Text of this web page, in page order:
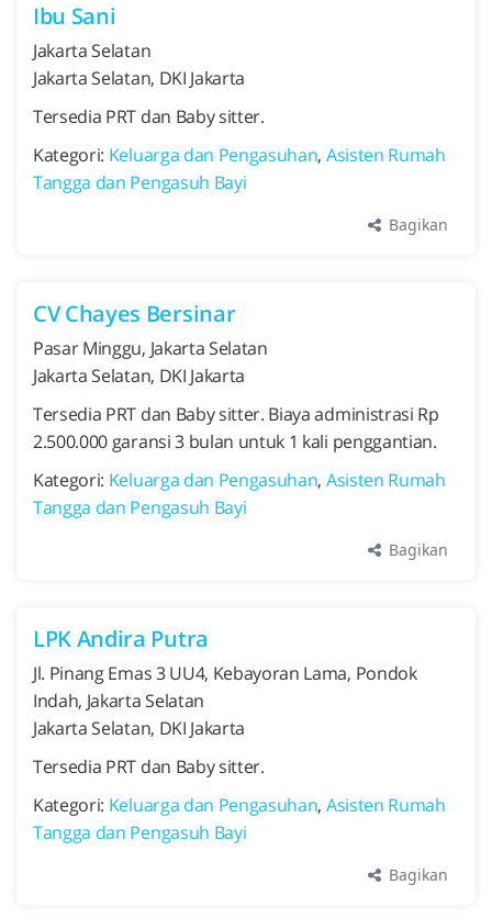
Ibu Sani
Jakarta Selatan
Jakarta Selatan, DKI Jakarta
Tersedia PRT dan Baby sitter.
Kategori: Keluarga dan Pengasuhan, Asisten Rumah
Tangga dan Pengasuh Bayi
Bagikan
CV Chayes Bersinar
Pasar Minggu, Jakarta Selatan
Jakarta Selatan, DKI Jakarta
Tersedia PRT dan Baby sitter. Biaya administrasi Rp
2.500.000 garansi 3 bulan untuk 1 kali penggantian.
Kategori: Keluarga dan Pengasuhan, Asisten Rumah
Tangga dan Pengasuh Bayi
Bagikan
LPK Andira Putra
Jl. Pinang Emas 3 UU4, Kebayoran Lama, Pondok
Indah, Jakarta Selatan
Jakarta Selatan, DKI Jakarta
Tersedia PRT dan Baby sitter.
Kategori: Keluarga dan Pengasuhan, Asisten Rumah
Tangga dan Pengasuh Bayi
Bagikan